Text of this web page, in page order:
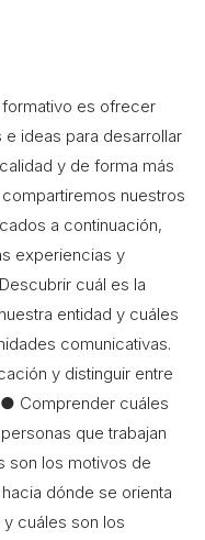
es ofrecer
ideas para desarrollar
y de forma más
nuestros
a continuación,
experiencias y
cuál es la
entidad y cuáles
comunicativas.
y distinguir entre
Comprender cuáles
que trabajan
son los motivos de
dónde se orienta
cuáles son los